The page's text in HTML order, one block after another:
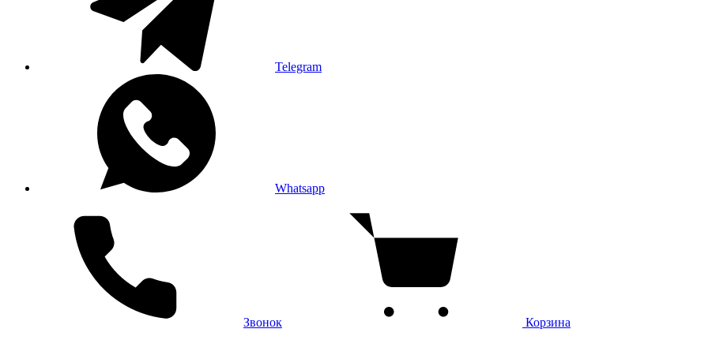
Telegram
Whatsapp
Звонок
Корзина